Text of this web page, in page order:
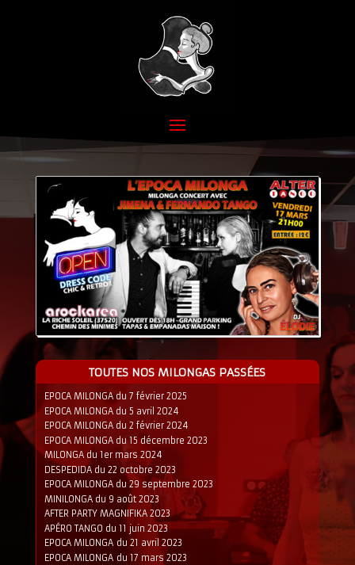
TOUTES NOS MILONGAS PASSÉES
EPOCA MILONGA du 7 février 2025
EPOCA MILONGA du 5 avril 2024
EPOCA MILONGA du 2 février 2024
EPOCA MILONGA du 15 décembre 2023
MILONGA du 1er mars 2024
DESPEDIDA du 22 octobre 2023
EPOCA MILONGA du 29 septembre 2023
MINILONGA du 9 août 2023
AFTER PARTY MAGNIFIKA 2023
APÉRO TANGO du 11 juin 2023
EPOCA MILONGA du 21 avril 2023
EPOCA MILONGA du 17 mars 2023